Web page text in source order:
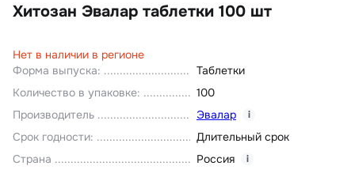
Хитозан Эвалар таблетки 100 шт
Форма выпуска:
Таблетки
Количество в упаковке:
100
Производитель
Эвалар i
Срок годности:
Длительный срок
Страна
Россия i
Нет в наличии в регионе